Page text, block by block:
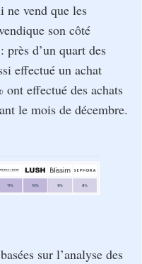
ne vend que les
son côté
d’un quart des
effectué un achat
effectué des achats
le mois de décembre.
sur l’analyse des